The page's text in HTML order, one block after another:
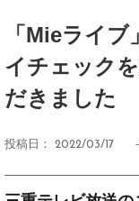
「Mieライ
イチェック
だきました
投稿日： 2022/03/17 -